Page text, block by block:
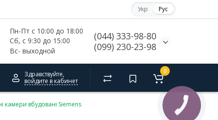
Укр Рус
Пн-Пт с 10:00 до 18:00
Сб, с 9:30 до 15:00
Вс- выходной
(044) 333-98-80
(099) 230-23-98
Здравствуйте,
войдите в кабинет
0
камери вбудовані Siemens
КНОПКА
СВЯЗИ